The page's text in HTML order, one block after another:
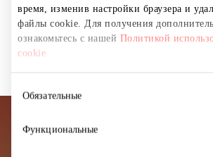
время, изменив настройки браузера и
файлы cookie. Для получения
ознакомьтесь с нашей Политикой
cookie
согласия
Обязательные
Функциональные
оригинальные сабо и балетки — уже
скидками до 50%. Время приобрести
мечтали.
Подписывайтесь на